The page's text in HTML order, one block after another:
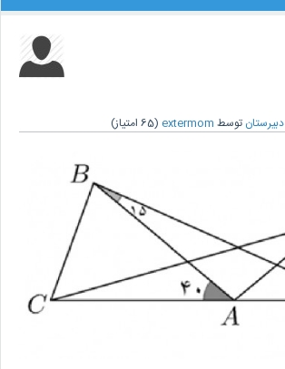
دبیرستان توسط extermom
(
65 امتیاز)